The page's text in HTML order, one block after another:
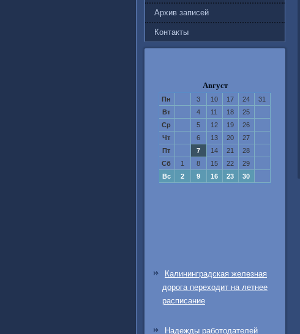
Архив записей
Контакты
Август
Пн 3 10 17 24
31
Вт
4 11 18
25
Ср
5 12 19
26
Чт
6 13 20
27
Пт
7 14 21
28
Сб
1 8 15 22
29
Вс
2 9 16 23 30
Калининградская железная
дорога переходит на летнее
расписание
Надежды работодателей